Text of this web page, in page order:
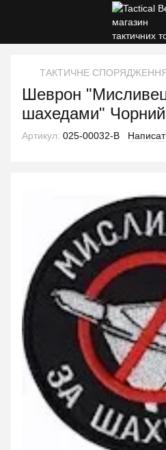
ТАКТИЧНЕ
Шеврон
шахедами" Чорний
Артикул: 025-00032-B